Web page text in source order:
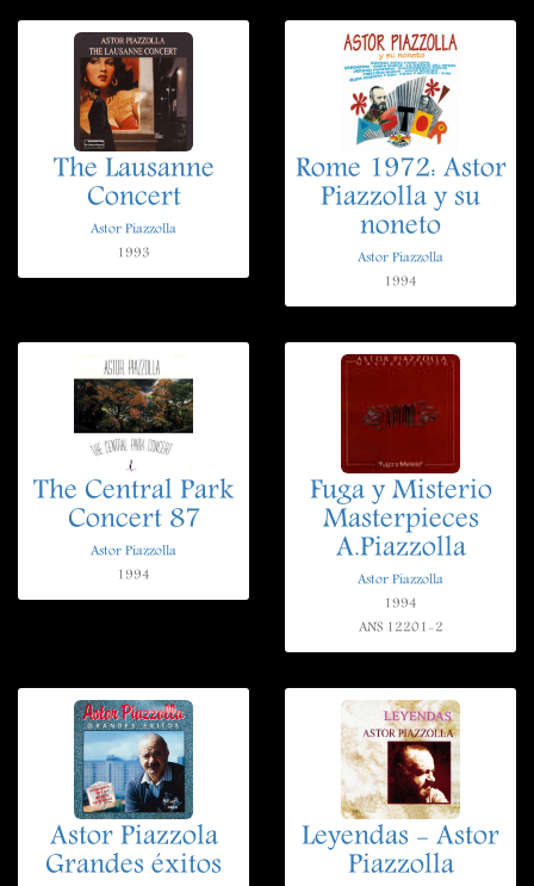
The Lausanne
Concert
Astor Piazzolla
1993
Rome 1972: Astor
Piazzolla y su
noneto
Astor Piazzolla
1994
The Central Park
Concert 87
Astor Piazzolla
1994
Fuga y Misterio
Masterpieces
A.Piazzolla
Astor Piazzolla
1994
ANS 12201-2
Astor Piazzola
Grandes éxitos
Leyendas - Astor
Piazzolla